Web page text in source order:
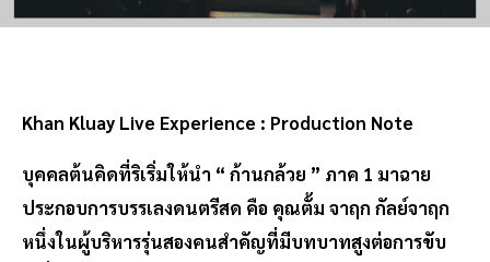
Khan Kluay Live Experience : Production Note
บุคคลต้นคิดที่ริเริ่มให้นำ “ ก้านกล้วย ” ภาค 1 มาฉาย
ประกอบการบรรเลงดนตรีสด คือ คุณตั้ม จาฤก กัลย์จาฤก
หนึ่งในผู้บริหารรุ่นสองคนสำคัญที่มีบทบาทสูงต่อการขับ